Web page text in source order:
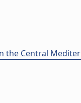
the Central